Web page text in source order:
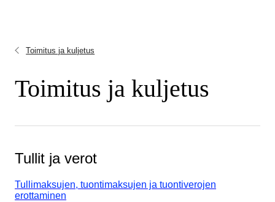
Toimitus ja kuljetus
Toimitus ja kuljetus
Tullit ja verot
Tullimaksujen, tuontimaksujen ja tuontiverojen
erottaminen